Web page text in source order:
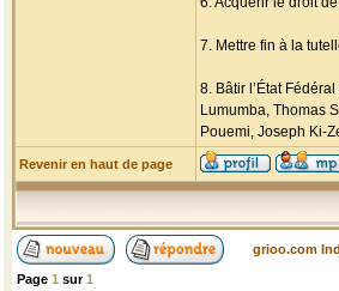
7. Mettre fin à la
8. Bâtir l’État
Lumumba, Thomas
Pouemi, Joseph Ki-
Revenir en haut de page
grioo.com
Page 1 sur1